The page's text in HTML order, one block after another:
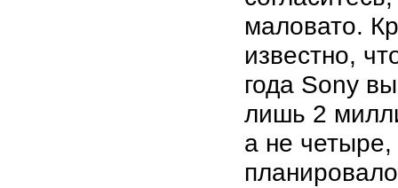
маловато.
известно,
года Sony
лишь 2
а не четыре,